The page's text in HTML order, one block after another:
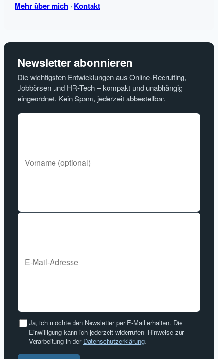
Mehr über mich · Kontakt
Newsletter abonnieren
Die wichtigsten Entwicklungen aus Online-Recruiting,
Jobbörsen und HR-Tech – kompakt und unabhängig
eingeordnet. Kein Spam, jederzeit abbestellbar.
Ja, ich möchte den Newsletter per E-Mail erhalten. Die
Einwilligung kann ich jederzeit widerrufen. Hinweise zur
Verarbeitung in der Datenschutzerklärung.